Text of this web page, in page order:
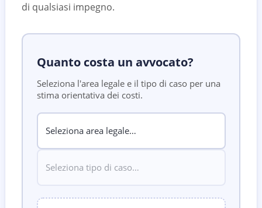
di qualsiasi impegno.
Quanto costa un avvocato?
Seleziona l'area legale e il tipo di caso per una
stima orientativa dei costi.